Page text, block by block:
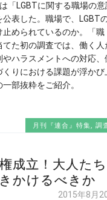
「LGBTに関する職場の意
表した。職場で、LGBT
止められているのか。「職
てた初の調査では、働く人
やハラスメントへの対応、
くりにおける課題が浮かび
部抜粋をご紹介。
月刊『連合』特集, 調
成立！大人たち
かけるべきか
2015年8月